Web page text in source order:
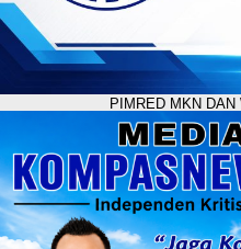
PIMRED MKN